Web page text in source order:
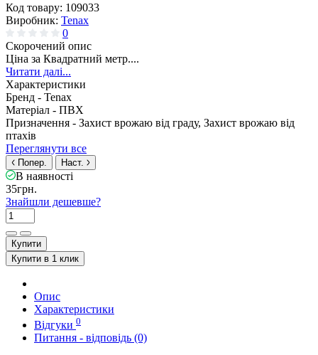
Код товару: 109033
Виробник: Tenax
0
Скорочений опис
Ціна за Квадратний метр....
Читати далі...
Характеристики
Бренд - Tenax
Матеріал - ПВХ
Призначення - Захист врожаю від граду, Захист врожаю від
птахів
Переглянути все
Попер. Наст.
В наявності
35грн.
Знайшли дешевше?
Купити
Купити в 1 клик
Опис
Характеристики
Відгуки 0
Питання - відповідь (0)